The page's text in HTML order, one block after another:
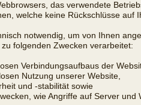
das verwendete
welche keine Rückschlüsse auf
notwendig, um von Ihnen
folgenden Zwecken verarbeitet:
Verbindungsaufbaus der
Nutzung unserer Website,
und -stabilität sowie
wie Angriffe auf Server und